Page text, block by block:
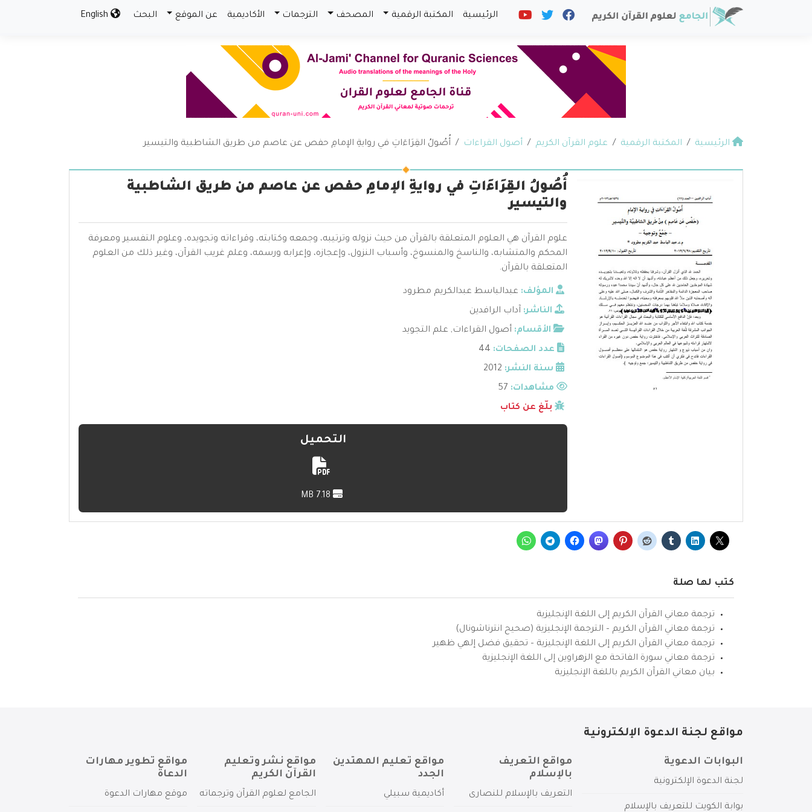
الرئيسية المكتبة الرقمية المصحف الترجمات الأكاديمية عن الموقع البحث
الرئيسية المكتبة الرقمية علوم القرآن الكريم أصول القراءات أُصُولُ القِرَاءَاتِ في روايةِ الإمامِ حفص عن عاصم من طريق الشاطبية والتيسير
أُصُولُ القِرَاءَاتِ في روايةِ الإمامِ حفص عن عاصم من طريق الشاطبية
والتيسير
علوم القرآن هي العلوم المتعلقة بالقرآن من حيث نزوله وترتيبه، وجمعه وكتابته، وقراءاته وتجويده، وعلوم التفسير ومعرفة
المحكم والمتشابه، والناسخ والمنسوخ، وأسباب النزول، وإعجازه، وإعرابه ورسمه، وعلم غريب القرآن، وغير ذلك من العلوم
المتعلقة بالقرآن.
المؤلف: عبدالباسط عبدالكريم مطرود
الناشر: آداب الرافدين
الأقسام: أصول القراءات, علم التجويد
عدد الصفحات: 44
سنة النشر: 2012
مشاهدات:
بلّغ عن كتاب
التحميل
كتب لها صلة
ترجمة معاني القرآن الكريم إلى اللغة الإنجليزية
ترجمة معاني القرآن الكريم – الترجمة الإنجليزية (صحيح انترناشونال)
ترجمة معاني القرآن الكريم إلى اللغة الإنجليزية – تحقيق فضل إلهي ظهير
ترجمة معاني سورة الفاتحة مع الزهراوين إلى اللغة الإنجليزية
بيان معاني القرآن الكريم باللغة الإنجليزية
مواقع لجنة الدعوة الإلكترونية
البوابات الدعوية
لجنة الدعوة الإلكترونية
بوابة الكويت للتعريف بالإسلام
مواقع التعريف
بالإسلام
التعريف بالإسلام للنصارى
مواقع تعليم المهتدين
الجدد
أكاديمية سبيلي
مواقع نشر وتعليم
القرآن الكريم
الجامع لعلوم القرآن وترجماته
مواقع تطوير مهارات
الدعاة
موقع مهارات الدعوة